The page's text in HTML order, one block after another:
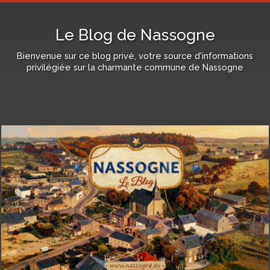
Le Blog de Nassogne
Bienvenue sur ce blog privé, votre source d'informations
privilégiée sur la charmante commune de Nassogne